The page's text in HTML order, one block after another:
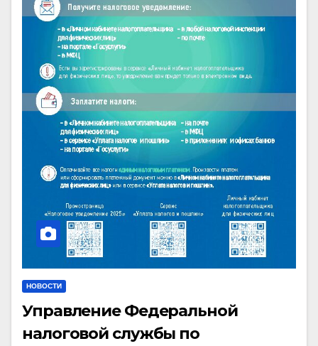
НОВОСТИ
Управление Федеральной
налоговой службы по